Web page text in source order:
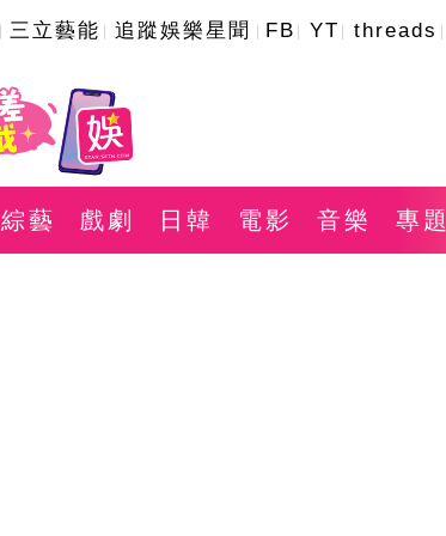
三立藝能 追蹤娛樂星聞 FB YT threads
綜藝 戲劇 日韓 電影 音樂 專題